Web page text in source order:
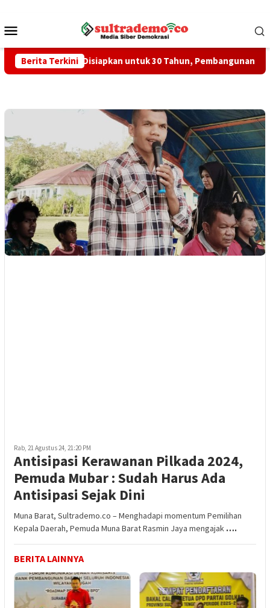
konten
Mobile
Berita Terkini
Kendari Disiapkan untuk 30 Tahun, Pembangunan Tahap
Rab, 21 Agustus 24, 21:20 PM
Antisipasi Kerawanan Pilkada 2024,
Pemuda Mubar : Sudah Harus Ada
Antisipasi Sejak Dini
Muna Barat, Sultrademo.co – Menghadapi momentum Pemilihan
Kepala Daerah, Pemuda Muna Barat Rasmin Jaya mengajak ….
BERITA LAINNYA